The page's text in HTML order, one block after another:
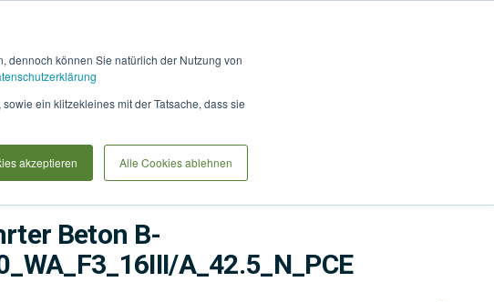
dennoch können Sie natürlich der Nutzung von
ein klitzekleines mit der Tatsache, dass sie
akzeptieren Alle Cookies ablehnen
it
Beton B-
A_42.5_N_PCE